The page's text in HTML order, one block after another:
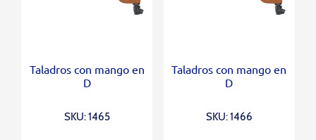
Taladros con mango en
D
SKU: 1465
Taladros con mango en
D
SKU: 1466